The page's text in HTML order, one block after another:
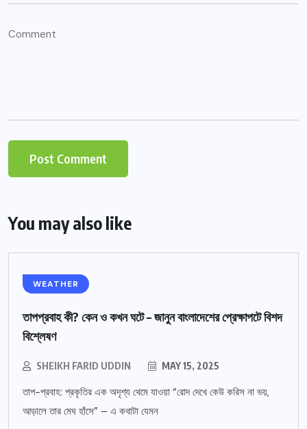
You may also like
WEATHER
তাপপ্রবাহ কী? কেন ও কখন ঘটে – জানুন বাংলাদেশের প্রেক্ষাপটে বিশদ
বিশ্লেষণ
SHEIKH FARID UDDIN MAY 15, 2025
তাপ-প্রবাহ: প্রকৃতির এক অদৃশ্য থেমে যাওয়া “রোদ দেখে কেউ করিস না ভয়,
আড়ালে তার মেঘ হাঁসে” – এ কথাটা যেমন